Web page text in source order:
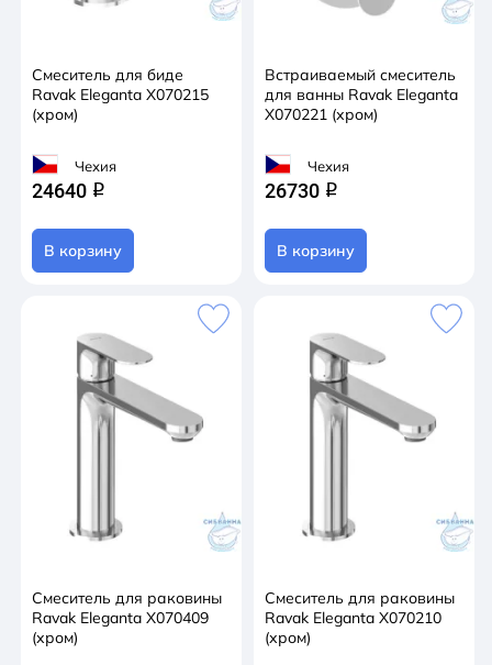
Смеситель для биде
Ravak Eleganta X070215
(хром)
Чехия
24640 q
В корзину
Встраиваемый смеситель
для ванны Ravak Eleganta
X070221 (хром)
Чехия
26730 q
В корзину
Смеситель для раковины
Ravak Eleganta X070409
(хром)
Смеситель для раковины
Ravak Eleganta X070210
(хром)